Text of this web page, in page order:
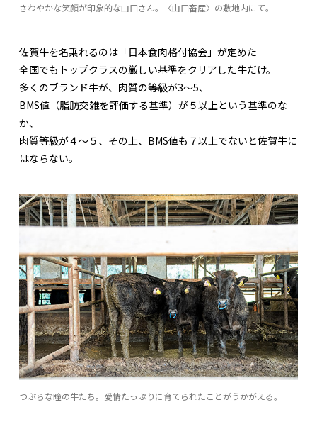
さわやかな笑顔が印象的な山口さん。〈山口畜産〉の敷地内にて。
佐賀牛を名乗れるのは「日本食肉格付協会」が定めた
全国でもトップクラスの厳しい基準をクリアした牛だけ。
多くのブランド牛が、肉質の等級が3〜5、
BMS値（脂肪交雑を評価する基準）が５以上という基準のな
か、
肉質等級が４～５、その上、BMS値も７以上でないと佐賀牛に
はならない。
つぶらな瞳の牛たち。愛情たっぷりに育てられたことがうかがえる。